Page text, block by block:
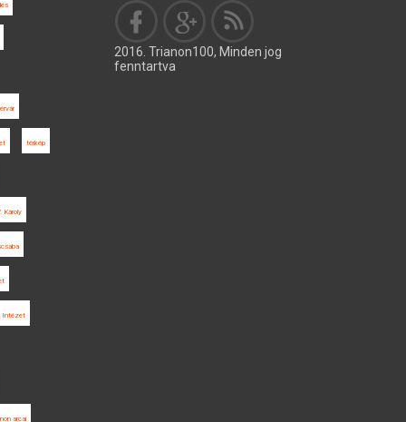
térkép
Károly
Intézet
arcai
2016. Trianon100, Minden jog
fenntartva